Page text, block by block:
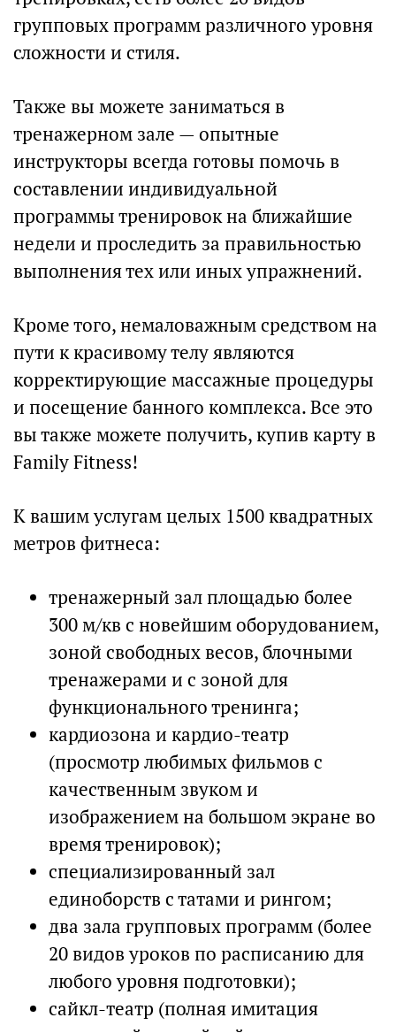
групповых программ различного уровня
сложности и стиля.
Также вы можете заниматься в
тренажерном зале — опытные
инструкторы всегда готовы помочь в
составлении индивидуальной
программы тренировок на ближайшие
недели и проследить за правильностью
выполнения тех или иных упражнений.
Кроме того, немаловажным средством на
пути к красивому телу являются
корректирующие массажные процедуры
и посещение банного комплекса. Все это
вы также можете получить, купив карту в
Family Fitness!
К вашим услугам целых 1500 квадратных
метров фитнеса:
тренажерный зал площадью более
300 м/кв с новейшим оборудованием,
зоной свободных весов, блочными
тренажерами и с зоной для
функционального тренинга;
кардиозона и кардио-театр
(просмотр любимых фильмов с
качественным звуком и
изображением на большом экране во
время тренировок);
специализированный зал
единоборств с татами и рингом;
два зала групповых программ (более
20 видов уроков по расписанию для
любого уровня подготовки);
сайкл-театр (полная имитация